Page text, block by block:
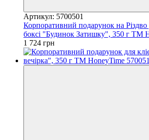
Артикул: 5700501
Корпоративний подарунок на Різдво
боксі "Будинок Затишку", 350 г ТМ
1 724 грн